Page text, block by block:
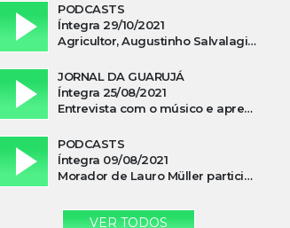
PODCASTS
Íntegra 29/10/2021
Agricultor, Augustinho Salvalagio, relata sobre aparição do Cavaleiro Negro no Rio das Furnas
JORNAL DA GUARUJÁ
Íntegra 25/08/2021
Entrevista com o músico e apresentador, Lismael Ferrareis, no Cidade e Campo
PODCASTS
Íntegra 09/08/2021
Morador de Lauro Müller participa de motociata em apoio a Bolsonaro
VER TODOS